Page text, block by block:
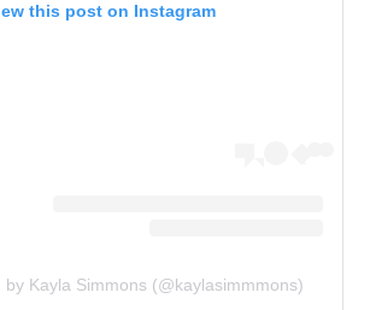
this post on Instagram
by Kayla Simmons (@kaylasimmmons)